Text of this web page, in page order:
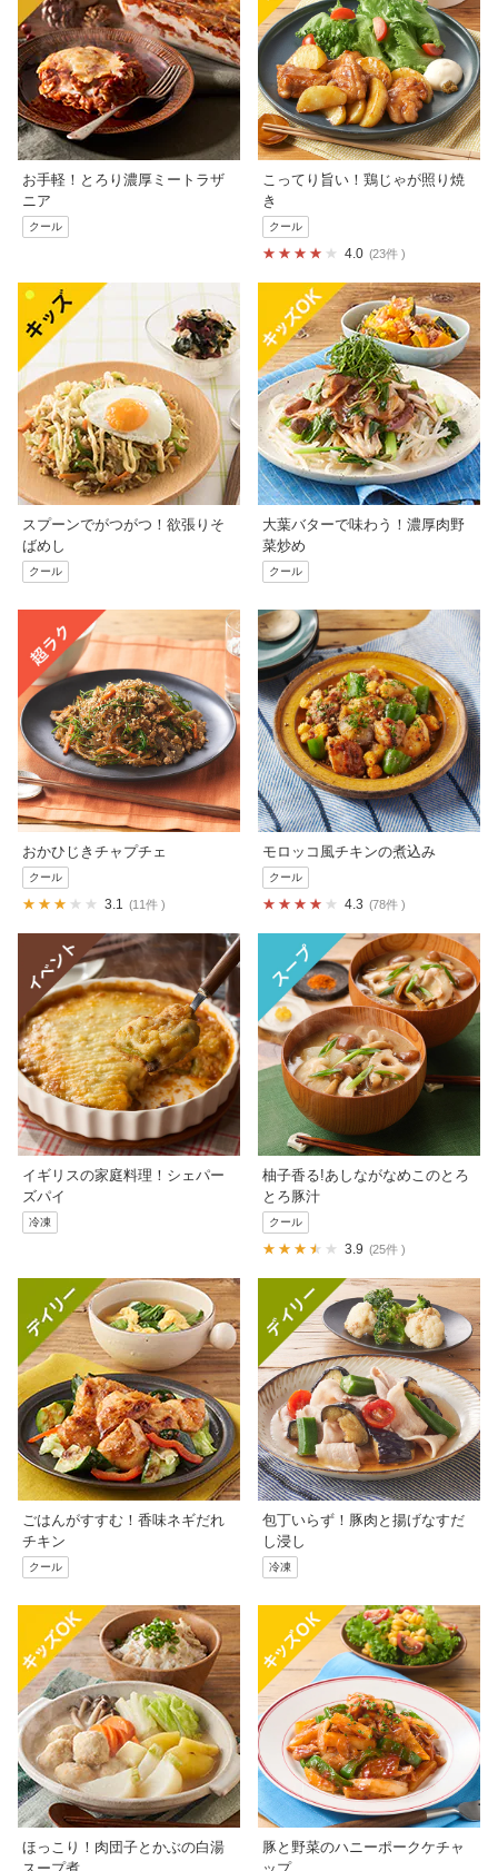
お手軽！とろり濃厚ミートラザ
ニア
クール
こってり旨い！鶏じゃが照り焼
き
クール
4.0 23件
スプーンでがつがつ！欲張りそ
ばめし
クール
大葉バターで味わう！濃厚肉野
菜炒め
クール
おかひじきチャプチェ
クール
3.1 11件
モロッコ風チキンの煮込み
クール
4.3 78件
イギリスの家庭料理！シェパー
ズパイ
冷凍
柚子香る!あしながなめこのとろ
とろ豚汁
クール
3.9 25件
ごはんがすすむ！香味ネギだれ
チキン
クール
包丁いらず！豚肉と揚げなすだ
し浸し
冷凍
ほっこり！肉団子とかぶの白湯
豚と野菜のハニーポークケチャ